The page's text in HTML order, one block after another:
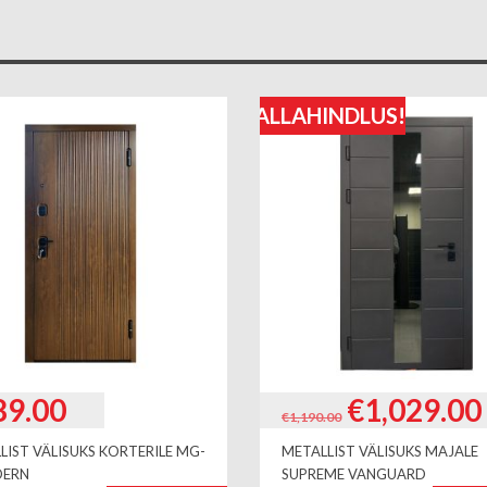
VÄLISUKS KORTERILE MG-
ALLAHINDLUS!
€1,190.00 Algne
hind
€1,029.00
METALLIST VÄLISUKS MAJALE
SUPREME VANGUARD